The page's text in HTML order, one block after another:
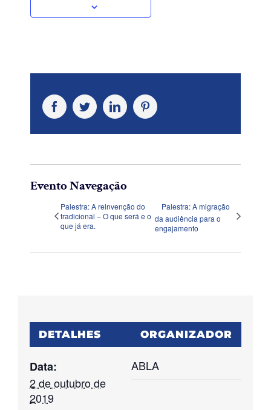
FacebookTwitterLinkedInPinterest
Evento Navegação
Palestra: A reinvenção do
tradicional – O que será e o
que já era.
Palestra: A migração
da audiência para o
engajamento
DETALHES
Data:
2 de outubro de
2019
ORGANIZADOR
ABLA